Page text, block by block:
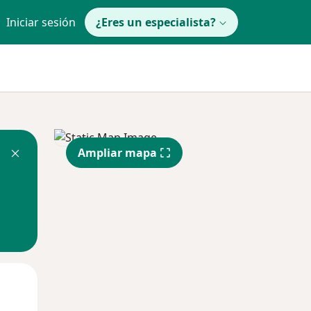
Iniciar sesión ¿Eres un especialista?
Ampliar mapa